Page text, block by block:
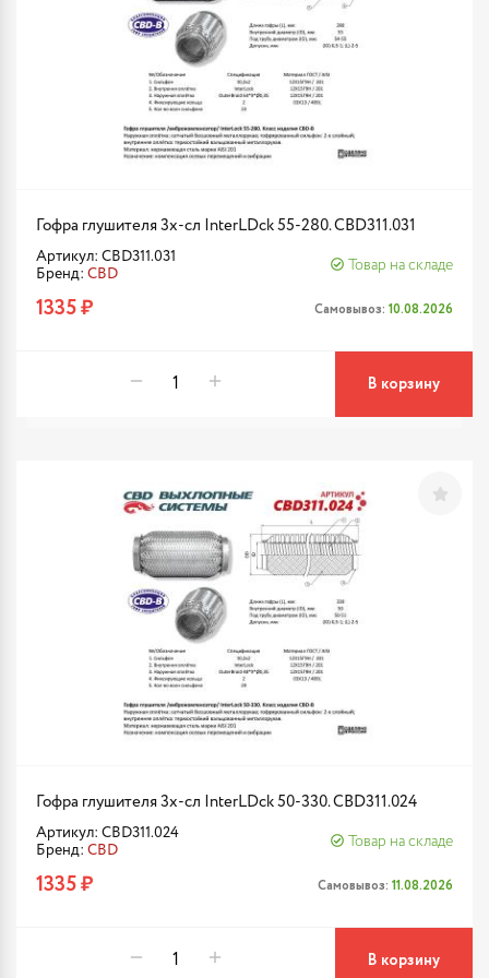
Гофра глушителя 3х-сл InterLDck 55-280. CBD311.031
Артикул: CBD311.031
Бренд: CBD
Товар на складе
1335 ₽ Самовывоз: 10.08.2026
В корзину
Гофра глушителя 3х-сл InterLDck 50-330. CBD311.024
Артикул: CBD311.024
Бренд: CBD
Товар на складе
1335 ₽ Самовывоз: 11.08.2026
В корзину